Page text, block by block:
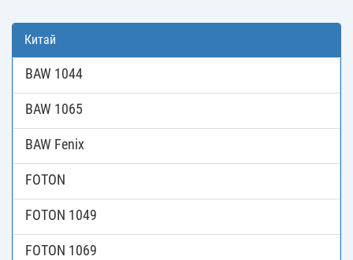
Китай
BAW 1044
BAW 1065
BAW Fenix
FOTON
FOTON 1049
FOTON 1069